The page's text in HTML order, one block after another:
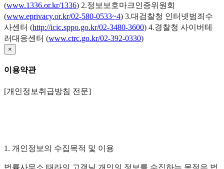
(www.1336.or.kr/1336) 2.정보보호마크인증위원회
(www.eprivacy.or.kr/02-580-0533~4) 3.대검찰청 인터넷범죄수
사센터 (http://icic.sppo.go.kr/02-3480-3600) 4.경찰청 사이버테
러대응센터 (www.ctrc.go.kr/02-392-0330)
×
이용약관
[개인정보취급방침 전문]
1. 개인정보의 수집목적 및 이용
법률사무소 태라의 고객님 개인의 정보를 수집하는 목적은 법